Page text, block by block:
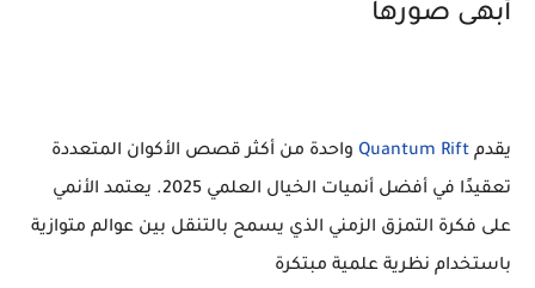
أبهى صورها
يقدم Quantum Rift واحدة من أكثر قصص الأكوان المتعددة
تعقيدًا في أفضل أنميات الخيال العلمي 2025. يعتمد الأنمي
على فكرة التمزق الزمني الذي يسمح بالتنقل بين عوالم متوازية
باستخدام نظرية علمية مبتكرة